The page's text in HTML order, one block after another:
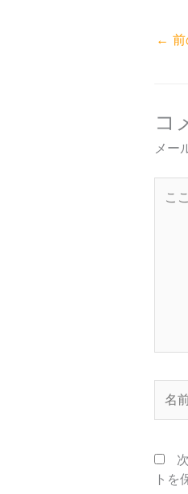
←
コ
メー
前
トを